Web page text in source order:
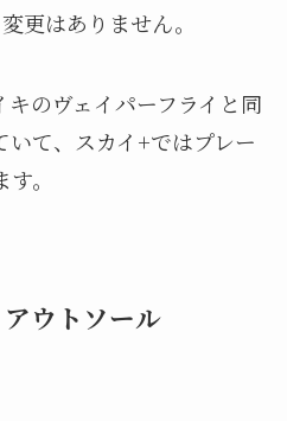
更はありません。
のヴェイパーフライと同
いて、スカイ+ではプレー
。
ウトソール